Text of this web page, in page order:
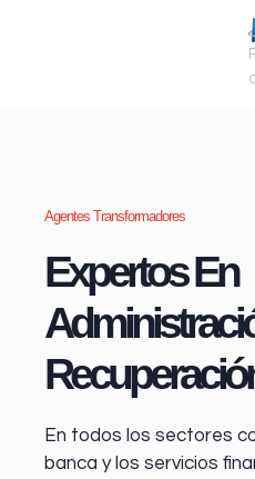
Agentes Transformadores
Expertos En
En todos los sectores
banca y los servicios